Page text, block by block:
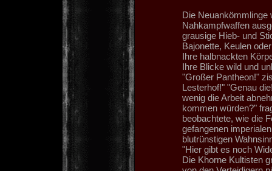
Die Neuankömmlinge
Nahkampfwaffen
grausige Hieb- und
Bajonette, Keulen
Ihre halbnackten
Ihre Blicke wild und
"Großer Pantheon!"
Lesterhof!" "Genau
wenig die Arbeit
kommen würden?"
beobachtete, wie die
gefangenen
blutrünstigen
"Hier gibt es noch
Die Khorne Kultisten